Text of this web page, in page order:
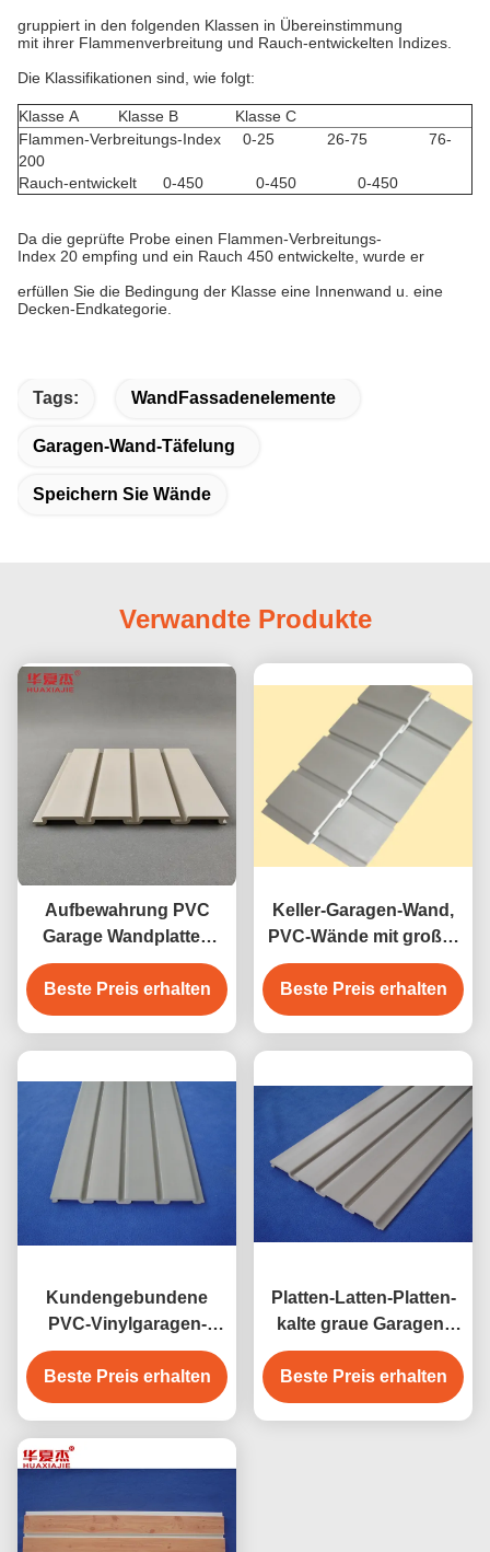
gruppiert in den folgenden Klassen in Übereinstimmung
mit ihrer Flammenverbreitung und Rauch-entwickelten Indizes.
Die Klassifikationen sind, wie folgt:
Klasse A Klasse B Klasse C
Flammen-Verbreitungs-Index 0-25 26-75 76-
200
Rauch-entwickelt 0-450 0-450 0-450
Da die geprüfte Probe einen Flammen-Verbreitungs-
Index 20 empfing und ein Rauch 450 entwickelte, wurde er
erfüllen Sie die Bedingung der Klasse eine Innenwand u. eine
Decken-Endkategorie.
Tags: WandFassadenelemente
Garagen-Wand-Täfelung
Speichern Sie Wände
Verwandte Produkte
Aufbewahrung PVC
Garage Wandplatten
pvc Schieferwand
Innenwanddekoration
Beste Preis erhalten
Keller-Garagen-Wand,
PVC-Wände mit großer
Belastbarkeit
Beste Preis erhalten
Kundengebundene
PVC-Vinylgaragen-
Wand,
Speichergaragen-Wand
Beste Preis erhalten
Platten-Latten-Platten-
kalte graue Garagen-
Wand Schaum PVCs
Slatwall
Beste Preis erhalten